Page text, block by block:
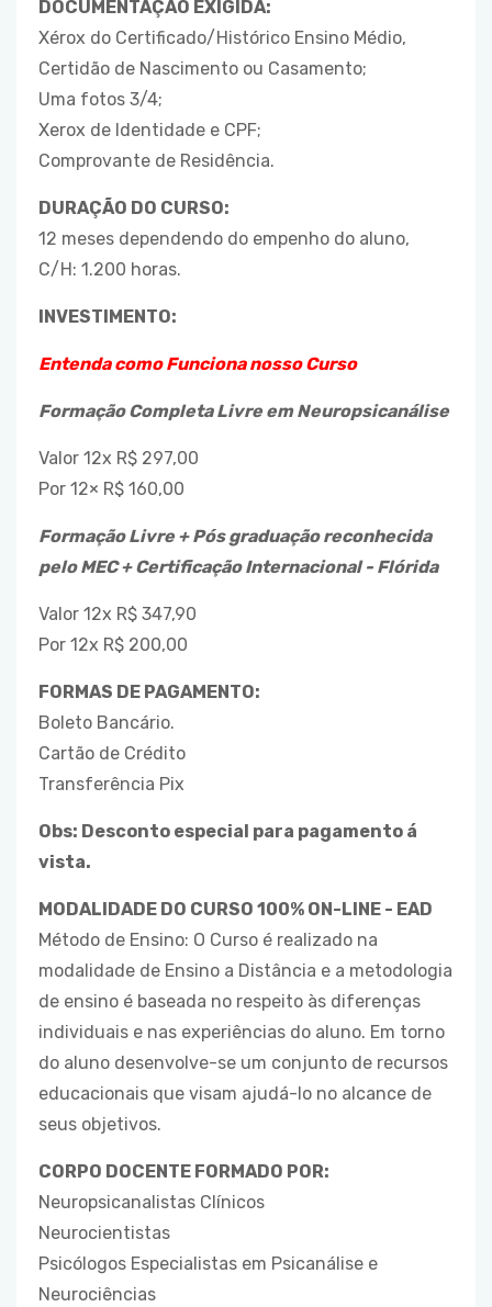
DOCUMENTAÇÃO EXIGIDA:
Xérox do Certificado/Histórico Ensino Médio,
Certidão de Nascimento ou Casamento;
Uma fotos 3/4;
Xerox de Identidade e CPF;
Comprovante de Residência.
DURAÇÃO DO CURSO:
12 meses dependendo do empenho do aluno,
C/H: 1.200 horas.
INVESTIMENTO:
Entenda como Funciona nosso Curso
Formação Completa Livre em Neuropsicanálise
Valor 12x R$ 297,00
Por 12× R$ 160,00
Formação Livre + Pós graduação reconhecida
pelo MEC + Certificação Internacional - Flórida
Valor 12x R$ 347,90
Por 12x R$ 200,00
FORMAS DE PAGAMENTO:
Boleto Bancário.
Cartão de Crédito
Transferência Pix
Obs: Desconto especial para pagamento á
vista.
MODALIDADE DO CURSO 100% ON-LINE - EAD
Método de Ensino: O Curso é realizado na
modalidade de Ensino a Distância e a metodologia
de ensino é baseada no respeito às diferenças
individuais e nas experiências do aluno. Em torno
do aluno desenvolve-se um conjunto de recursos
educacionais que visam ajudá-lo no alcance de
seus objetivos.
CORPO DOCENTE FORMADO POR:
Neuropsicanalistas Clínicos
Neurocientistas
Psicólogos Especialistas em Psicanálise e
Neurociências